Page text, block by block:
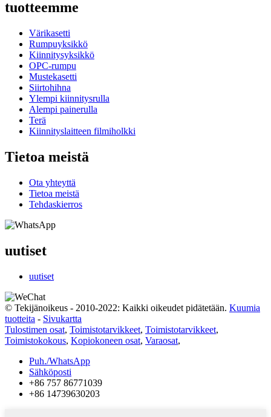
tuotteemme
Värikasetti
Rumpuyksikkö
Kiinnitysyksikkö
OPC-rumpu
Mustekasetti
Siirtohihna
Ylempi kiinnitysrulla
Alempi painerulla
Terä
Kiinnityslaitteen filmiholkki
Tietoa meistä
Ota yhteyttä
Tietoa meistä
Tehdaskierros
uutiset
uutiset
© Tekijänoikeus - 2010-2022: Kaikki oikeudet pidätetään. Kuumia
tuotteita - Sivukartta
Tulostimen osat, Toimistotarvikkeet, Toimistotarvikkeet,
Toimistokokous, Kopiokoneen osat, Varaosat,
Puh./WhatsApp
Sähköposti
+86 757 86771039
+86 14739630203